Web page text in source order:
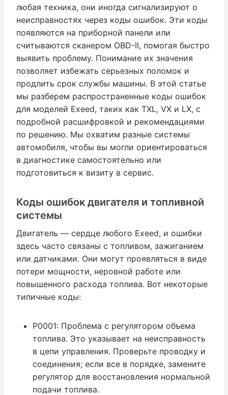
любая техника, они иногда сигнализируют о
неисправностях через коды ошибок. Эти коды
появляются на приборной панели или
считываются сканером OBD-II, помогая быстро
выявить проблему. Понимание их значения
позволяет избежать серьезных поломок и
продлить срок службы машины. В этой статье
мы разберем распространенные коды ошибок
для моделей Exeed, таких как TXL, VX и LX, с
подробной расшифровкой и рекомендациями
по решению. Мы охватим разные системы
автомобиля, чтобы вы могли ориентироваться
в диагностике самостоятельно или
подготовиться к визиту в сервис.
Коды ошибок двигателя и топливной
системы
Двигатель — сердце любого Exeed, и ошибки
здесь часто связаны с топливом, зажиганием
или датчиками. Они могут проявляться в виде
потери мощности, неровной работе или
повышенного расхода топлива. Вот некоторые
типичные коды:
P0001: Проблема с регулятором объема
топлива. Это указывает на неисправность
в цепи управления. Проверьте проводку и
соединения; если все в порядке, замените
регулятор для восстановления нормальной
подачи топлива.